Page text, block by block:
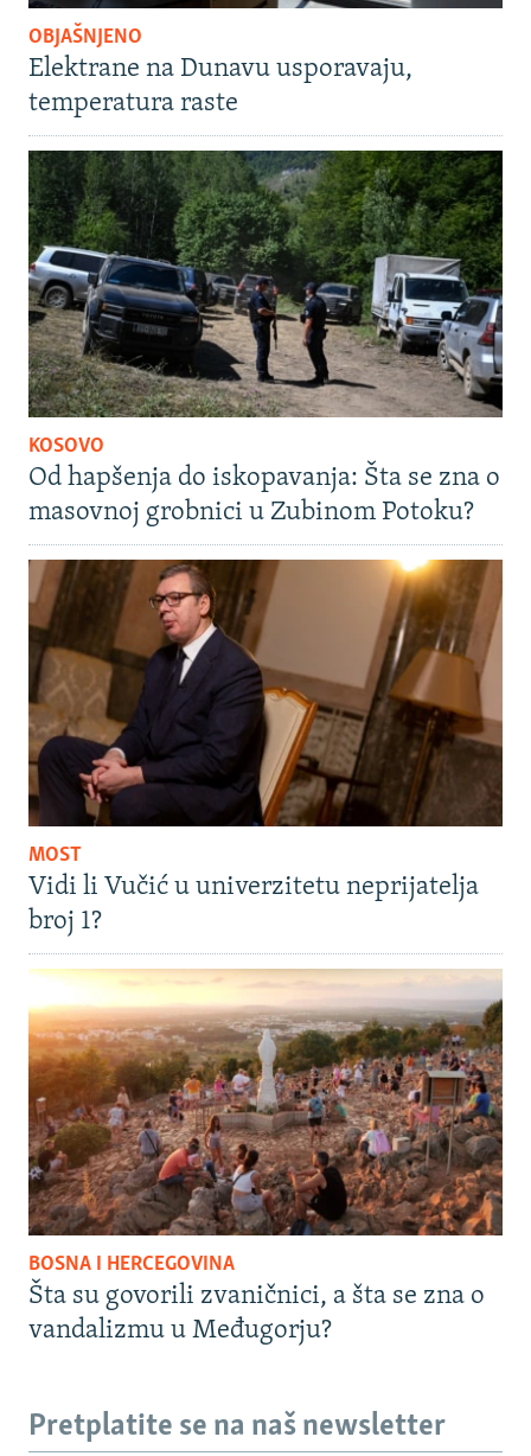
OBJAŠNJENO
Elektrane na Dunavu usporavaju,
temperatura raste
KOSOVO
Od hapšenja do iskopavanja: Šta se zna o
masovnoj grobnici u Zubinom Potoku?
MOST
Vidi li Vučić u univerzitetu neprijatelja
broj 1?
BOSNA I HERCEGOVINA
Šta su govorili zvaničnici, a šta se zna o
vandalizmu u Međugorju?
Pretplatite se na naš newsletter